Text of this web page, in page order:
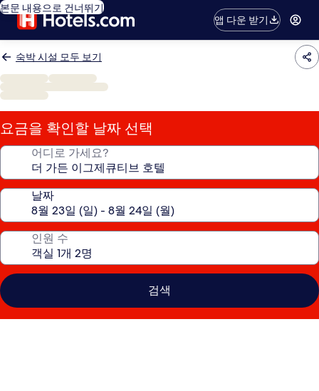
본문 내용으로 건너뛰기
앱 다운 받기
숙박 시설 모두 보기
요금을 확인할 날짜 선택
어디로 가세요?
날짜
인원 수
검색